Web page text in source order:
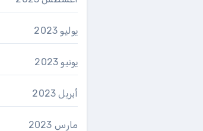
يوليو 2023
يونيو 2023
أبريل 2023
مارس 2023